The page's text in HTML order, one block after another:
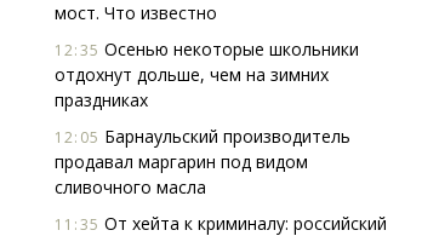
мост. Что известно
12:35 Осенью некоторые школьники
отдохнут дольше, чем на зимних
праздниках
12:05 Барнаульский производитель
продавал маргарин под видом
сливочного масла
11:35 От хейта к криминалу: российский